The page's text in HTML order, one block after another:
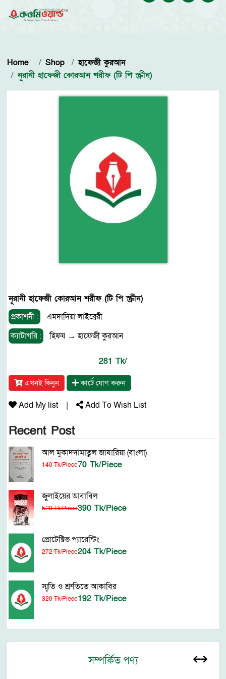
Home Shop
হাফেজী কুরআন
নূরানী হাফেজী কোরআন শরীফ (টি পি স্ক্রীন)
নূরানী হাফেজী কোরআন শরীফ (টি পি স্ক্রীন)
প্রকাশনী :
এমদাদিয়া লাইব্রেরী
ক্যাটাগরি :
হিফয →হাফেজী কুরআন
281 Tk/
এখনই কিনুন কার্টে যোগ করুন
Add My list | Add To Wish List
Recent Post
আল মুকাদদামাতুল জাযারিয়া (বাংলা)
140 Tk/Piece70 Tk/Piece
জুলাইয়ের আবাবিল
520 Tk/Piece390 Tk/Piece
প্রোটেক্টিভ প্যারেন্টিং
272 Tk/Piece204 Tk/Piece
স্মৃতি ও শ্রুতিতে আকাবির
320 Tk/Piece192 Tk/Piece
সম্পর্কিত পণ্য